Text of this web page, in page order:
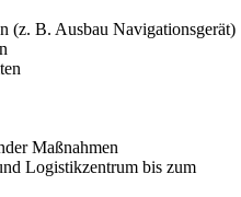
(z. B. Ausbau Navigationsgerät)
Maßnahmen
Logistikzentrum bis zum